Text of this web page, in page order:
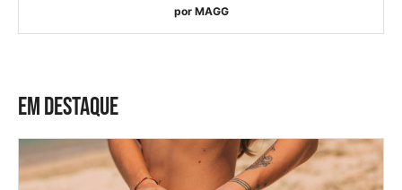
por MAGG
EM DESTAQUE